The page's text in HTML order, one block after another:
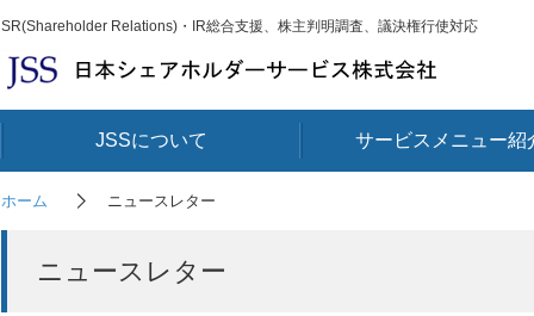
SR(Shareholder Relations)・IR総合支援、株主判明調査、議決権行使対応
JSSについて サービスメニュー紹
ホーム ニュースレター
ニュースレター